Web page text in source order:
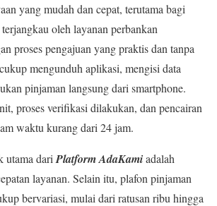
yang mudah dan cepat, terutama bagi
oleh layanan perbankan
proses pengajuan yang praktis dan tanpa
mengunduh aplikasi, mengisi data
pinjaman langsung dari smartphone.
proses verifikasi dilakukan, dan pencairan
waktu kurang dari 24 jam.
utama dari Platform AdaKamiadalah
layanan. Selain itu, plafon pinjaman
bervariasi, mulai dari ratusan ribu hingga